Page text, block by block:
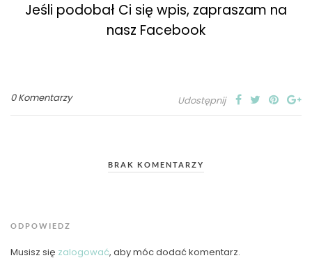
Jeśli podobał Ci się wpis, zapraszam na
nasz Facebook
0 Komentarzy Udostępnij
BRAK KOMENTARZY
ODPOWIEDZ
Musisz się zalogować, aby móc dodać komentarz.